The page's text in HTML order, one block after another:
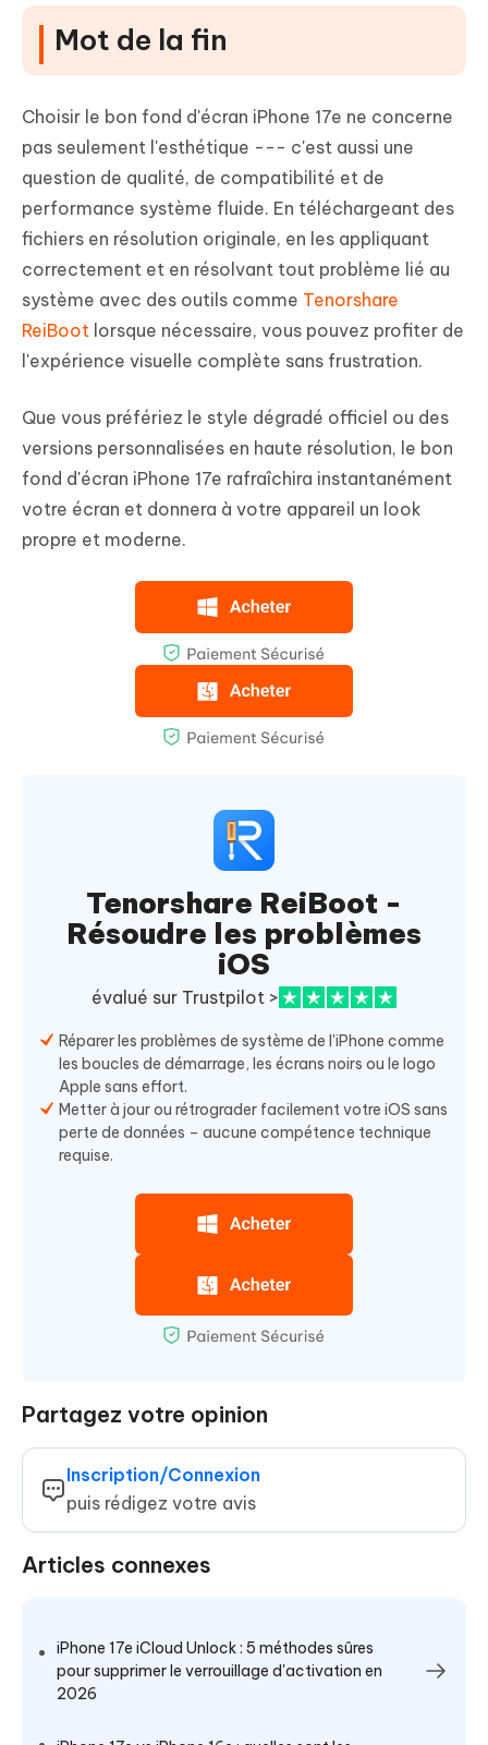
Mot de la fin
Choisir le bon fond d'écran iPhone 17e ne concerne
pas seulement l'esthétique --- c'est aussi une
question de qualité, de compatibilité et de
performance système fluide. En téléchargeant des
fichiers en résolution originale, en les appliquant
correctement et en résolvant tout problème lié au
système avec des outils comme Tenorshare
ReiBoot lorsque nécessaire, vous pouvez profiter de
l'expérience visuelle complète sans frustration.
Que vous préfériez le style dégradé officiel ou des
versions personnalisées en haute résolution, le bon
fond d'écran iPhone 17e rafraîchira instantanément
votre écran et donnera à votre appareil un look
propre et moderne.
Tenorshare ReiBoot -
Résoudre les problèmes
iOS
évalué sur Trustpilot >
Réparer les problèmes de système de l'iPhone comme
les boucles de démarrage, les écrans noirs ou le logo
Apple sans effort.
Metter à jour ou rétrograder facilement votre iOS sans
perte de données – aucune compétence technique
requise.
Partagez votre opinion
Inscription/Connexion
puis rédigez votre avis
Articles connexes
iPhone 17e iCloud Unlock : 5 méthodes sûres
pour supprimer le verrouillage d'activation en
2026